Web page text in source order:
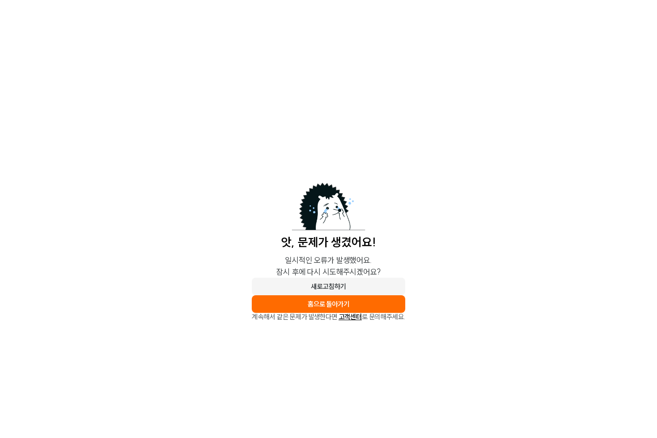
앗, 문제가 생겼어요!
일시적인 오류가 발생했어요.
잠시 후에 다시 시도해주시겠어요?
새로고침하기
홈으로 돌아가기
계속해서 같은 문제가 발생한다면 고객센터로 문의해주세요.